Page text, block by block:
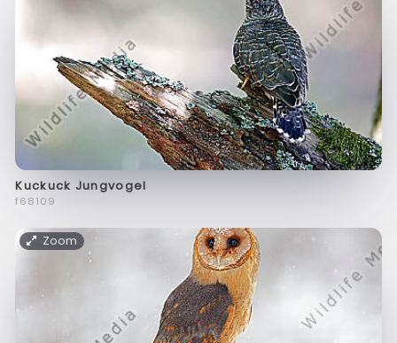
Kuckuck Jungvogel
f68109
Zoom